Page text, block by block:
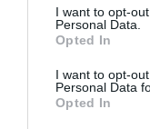
consent section.
I want to opt-
Personal Data.
Opted In
I want to opt-
Personal Data
Opted In